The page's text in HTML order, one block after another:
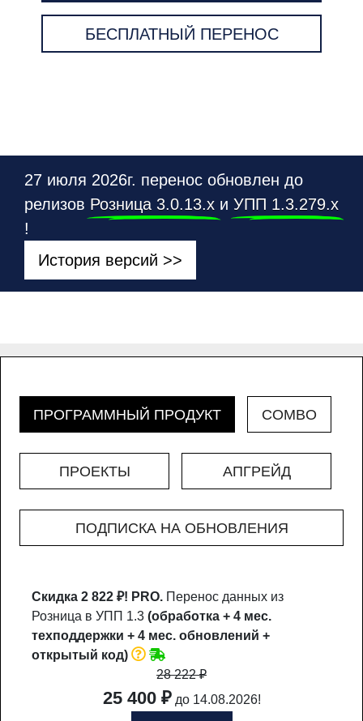
БЕСПЛАТНЫЙ ПЕРЕНОС
27 июля 2026г. перенос обновлен до
релизов Розница 3.0.13.х и УПП 1.3.279.х
!
История версий >>
ПРОГРАММНЫЙ ПРОДУКТ COMBO
ПРОЕКТЫ АПГРЕЙД
ПОДПИСКА НА ОБНОВЛЕНИЯ
Скидка 2 822 ₽! PRO. Перенос данных из
Розница в УПП 1.3 (обработка + 4 мес.
техподдержки + 4 мес. обновлений +
открытый код)
28 222₽
25 400 ₽до 14.08.2026!